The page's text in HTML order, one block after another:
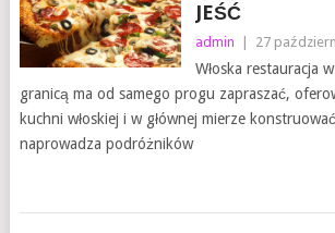
JEŚĆ
admin 27
Włoska restauracja
granicą ma od samego progu zapraszać,
kuchni włoskiej i w głównej mierze
naprowadza podróżników